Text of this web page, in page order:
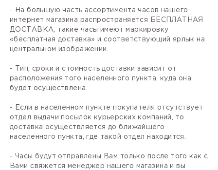
- На большую часть ассортимента часов нашего
интернет магазина распространяется БЕСПЛАТНАЯ
ДОСТАВКА, такие часы имеют маркировку
«бесплатная доставка» и соответствующий ярлык на
центральном изображении.
- Тип, сроки и стоимость доставки зависит от
расположения того населенного пункта, куда она
будет осуществлена.
- Если в населенном пункте покупателя отсутствует
отдел выдачи посылок курьерских компаний, то
доставка осуществляется до ближайшего
населенного пункта, где такой отдел находится.
- Часы будут отправлены Вам только после того как с
Вами свяжется менеджер нашего магазина и вы